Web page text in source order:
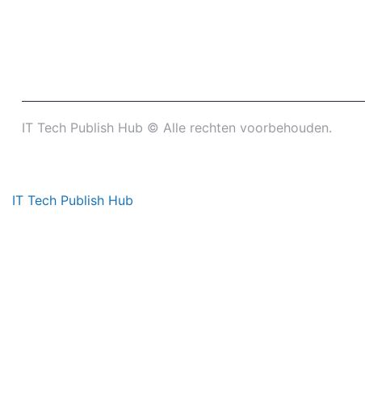
IT Tech Publish Hub © Alle rechten voorbehouden.
IT Tech Publish Hub